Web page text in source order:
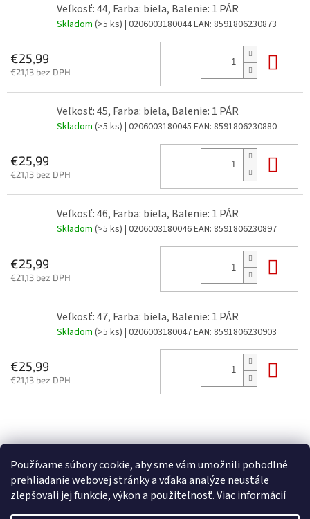
Používame súbory cookie, aby sme vám umožnili pohodlné
prehliadanie webovej stránky a vďaka analýze neustále
zlepšovali jej funkcie, výkon a použiteľnosť.Viac informácií
Veľkosť: 44, Farba: biela, Balenie: 1 PÁR
Skladom (>5 ks) | 0206003180044EAN: 8591806230873
€25,99
€21,13 bez DPH
Veľkosť: 45, Farba: biela, Balenie: 1 PÁR
Skladom (>5 ks) | 0206003180045 EAN: 8591806230880
€25,99
€21,13 bez DPH
Veľkosť: 46, Farba: biela, Balenie: 1 PÁR
Skladom (>5 ks) | 0206003180046EAN: 8591806230897
€25,99
€21,13 bez DPH
Veľkosť: 47, Farba: biela, Balenie: 1 PÁR
Skladom (>5 ks) | 0206003180047EAN: 8591806230903
€25,99
€21,13 bez DPH
á